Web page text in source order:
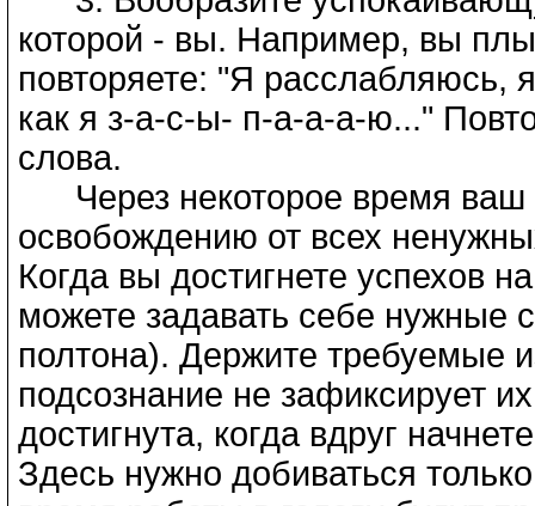
которой - вы. Например, вы
повторяете: "Я расслабляюсь,
как я з-а-с-ы- п-а-а-а-ю..."
слова.
Через некоторое время ваш
освобождению от всех
Когда вы достигнете успехов
можете задавать себе нужные
полтона). Держите требуемые
подсознание не зафиксирует
достигнута, когда вдруг
Здесь нужно добиваться